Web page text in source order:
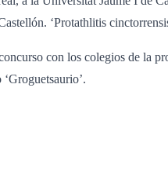
‘Protathlitis
con los colegios de la